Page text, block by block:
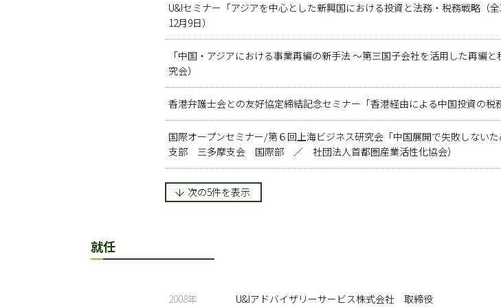
U&Iセミナー「アジアを中心とした新興国における投資と法務・税務戦略（
12月9日）
「中国・アジアにおける事業再編の新手法 ～第三国子会社を活用した再編
究会）
香港弁護士会との友好協定締結記念セミナー「香港経由による中国投資の税
国際オープンセミナー/第６回上海ビジネス研究会「中国展開で失敗しな
支部 三多摩支会 国際部 ／ 社団法人首都圏産業活性化協会）
次の5件を表示
就任
2008年 U&Iアドバイザリーサービス株式会社 取締役